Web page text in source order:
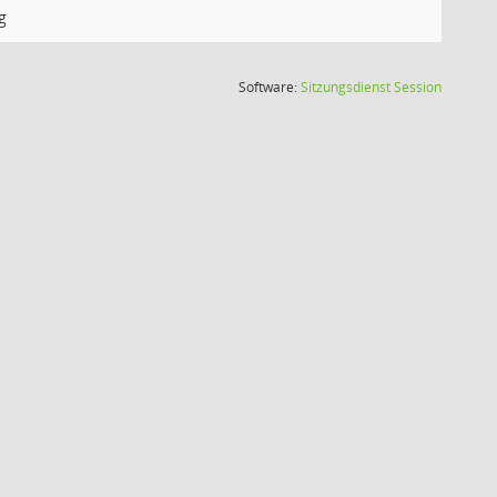
Software:SitzungsdienstSession(Wird in